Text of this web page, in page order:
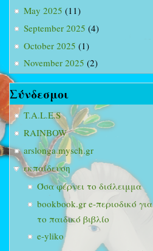
May 2025 (11)
September 2025 (4)
October 2025 (1)
November 2025 (2)
Σύνδεσμοι
T.A.L.E.S
RAINBOW
arslonga.mysch.gr
εκπαίδευση
Όσα φέρνει το διάλειμμα
bookbook.gr e-περιοδικό για
το παιδικό βιβλίο
e-yliko